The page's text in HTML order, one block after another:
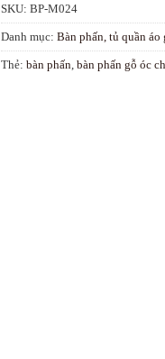
SKU: BP-M024
Danh mục: Bàn phấn, tủ quần áo
Thẻ: bàn phấn bàn phấn gỗ óc